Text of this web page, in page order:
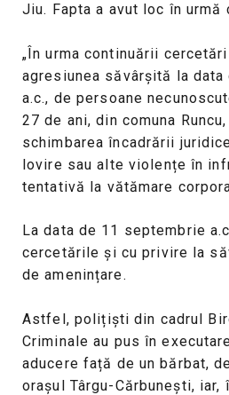
Jiu. Fapta a avut loc în urmă
„În urma continuării
agresiunea săvârșită la
a.c., de persoane
27 de ani, din comuna
schimbarea încadrării
lovire sau alte violențe în
tentativă la vătămare
La data de 11 septembrie
cercetările și cu privire la
de amenințare.
Astfel, polițiști din cadrul
Criminale au pus în
aducere față de un bărbat,
orașul Târgu-Cărbunești, iar,